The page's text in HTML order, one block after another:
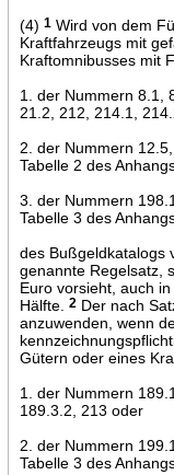
(4) 1Wird von dem
Kraftfahrzeugs mit
Kraftomnibusses mit
1. der Nummern 8.1,
21.2, 212, 214.1,
2. der Nummern
Tabelle 2 des
3. der Nummern
Tabelle 3 des
des Bußgeldkatalogs
genannte Regelsatz,
Euro vorsieht, auch
Hälfte.
2Der nach
anzuwenden, wenn
Gütern oder eines
1. der Nummern
189.3.2, 213 oder
2. der Nummern
Tabelle 3 des